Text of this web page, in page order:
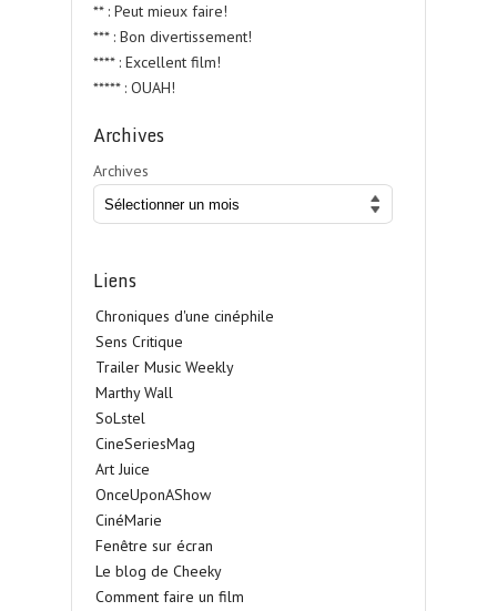
** : Peut mieux faire!
*** : Bon divertissement!
**** : Excellent film!
***** : OUAH!
Archives
Archives
Liens
Chroniques d'une cinéphile
Sens Critique
Trailer Music Weekly
Marthy Wall
SoLstel
CineSeriesMag
Art Juice
OnceUponAShow
CinéMarie
Fenêtre sur écran
Le blog de Cheeky
Comment faire un film